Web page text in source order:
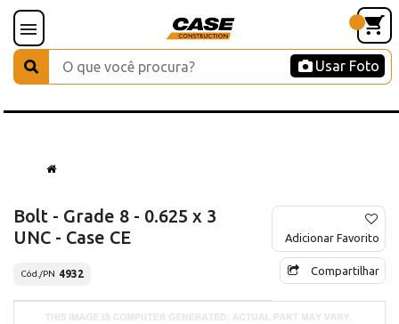
Usar Foto
Bolt - Grade 8 - 0.625 x 3
UNC - Case CE
Cód./PN 4932
Adicionar Favorito
Compartilhar